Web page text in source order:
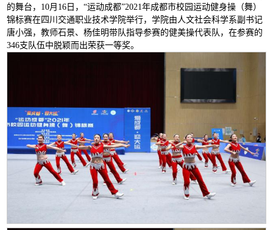
的舞台，10月16日，“运动成都”2021年成都市校园运动健身操（舞）
锦标赛在四川交通职业技术学院举行，学院由人文社会科学系副书记
唐小强，教师石景、杨佳明带队指导参赛的健美操代表队，在参赛的
346支队伍中脱颖而出荣获一等奖。